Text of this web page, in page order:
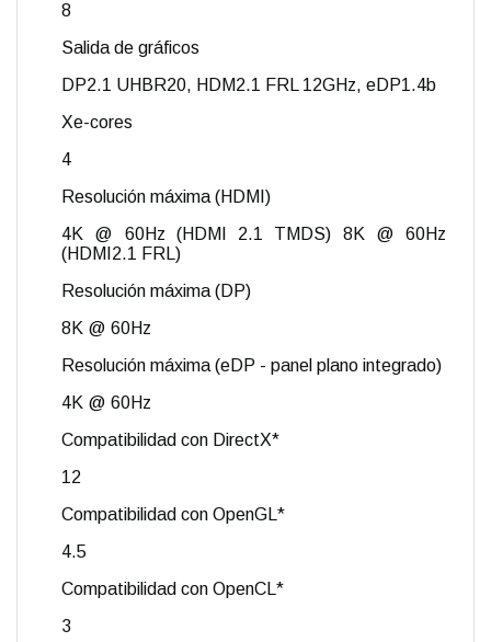
8
Salida de gráficos
DP2.1 UHBR20, HDM2.1 FRL 12GHz, eDP1.4b
Xe-cores
4
Resolución máxima (HDMI)
4K @ 60Hz (HDMI 2.1 TMDS) 8K @ 60Hz
(HDMI2.1 FRL)
Resolución máxima (DP)
8K @ 60Hz
Resolución máxima (eDP - panel plano integrado)
4K @ 60Hz
Compatibilidad con DirectX*
12
Compatibilidad con OpenGL*
4.5
Compatibilidad con OpenCL*
3